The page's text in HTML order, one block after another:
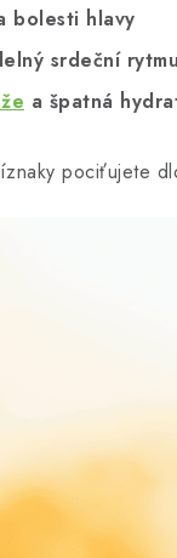
bolesti hlavy
srdeční
a špatná
pociťujete